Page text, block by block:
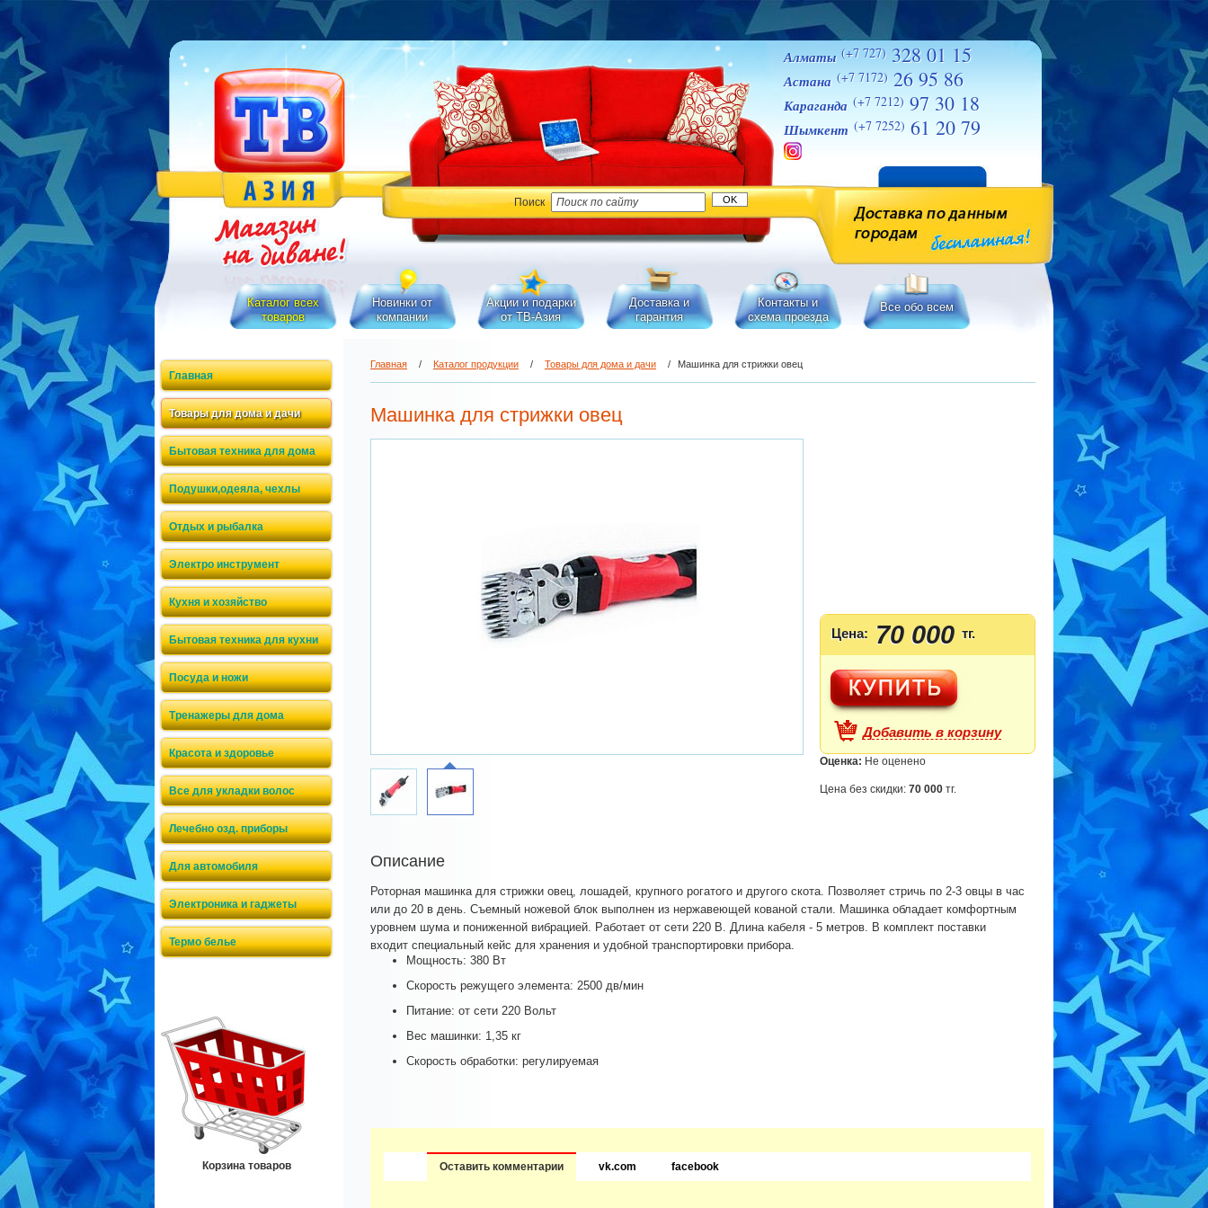
Алматы (+7 727) 328 01 15
Астана (+7 7172) 26 95 86
Караганда (+7 7212) 97 30 18
Шымкент (+7 7252) 61 20 79
Поиск
Каталог всех
товаров
Новинки от
компании
Акции и подарки
от ТВ-Азия
Доставка и
гарантия
Контакты и
схема проезда
Все обо всем
Главная
Товары для дома и дачи
Бытовая техника для дома
Подушки,одеяла, чехлы
Отдых и рыбалка
Электро инструмент
Кухня и хозяйство
Бытовая техника для кухни
Посуда и ножи
Тренажеры для дома
Красота и здоровье
Все для укладки волос
Лечебно озд. приборы
Для автомобиля
Электроника и гаджеты
Термо белье
Корзина товаров
Главная / Каталог продукции / Товары для дома и дачи / Машинка для стрижки овец
Машинка для стрижки овец
Цена: 70 000 тг.
Добавить в корзину
Оценка: Не оценено
Цена без скидки: 70 000 тг.
Описание
Роторная машинка для стрижки овец, лошадей, крупного рогатого и другого скота. Позволяет стричь по 2-3 овцы в час
или до 20 в день. Съемный ножевой блок выполнен из нержавеющей кованой стали. Машинка обладает комфортным
уровнем шума и пониженной вибрацией. Работает от сети 220 В. Длина кабеля - 5 метров. В комплект поставки
входит специальный кейс для хранения и удобной транспортировки прибора.
Мощность: 380 Вт
Скорость режущего элемента: 2500 дв/мин
Питание: от сети 220 Вольт
Вес машинки: 1,35 кг
Скорость обработки: регулируемая
Оставить комментарии vk.com facebook